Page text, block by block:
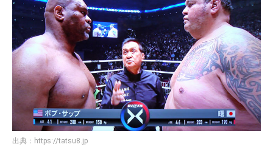
出典： https://tatsu8.jp